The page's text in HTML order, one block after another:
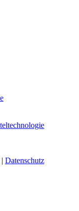
| Datenschutz